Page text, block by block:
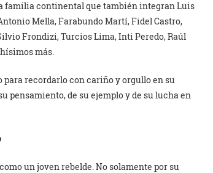
familia continental que también integran Luis
Mella, Farabundo Martí, Fidel Castro,
Frondizi, Turcios Lima, Inti Peredo, Raúl
más.
recordarlo con cariño y orgullo en su
pensamiento, de su ejemplo y de su lucha en
un joven rebelde. No solamente por su